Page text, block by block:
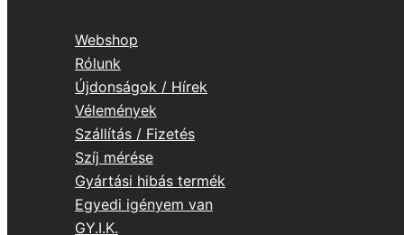
Webshop
Rólunk
Újdonságok / Hírek
Vélemények
Szállítás / Fizetés
Szíj mérése
Gyártási hibás termék
Egyedi igényem van
GY.I.K.